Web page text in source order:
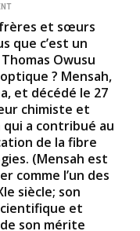
frères et sœurs
que c’est un
Owusu
? Mensah,
et décédé le 27
chimiste et
a contribué au
de la fibre
(Mensah est
comme l’un des
siècle; son
et
son mérite